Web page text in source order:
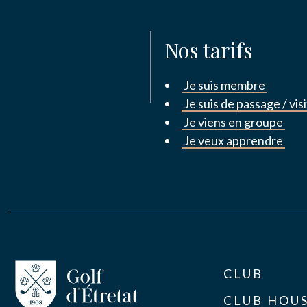
Nos tarifs
Je suis membre
Je suis de passage /
Je viens en groupe
Je veux apprendre
CLUB
CLUB